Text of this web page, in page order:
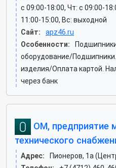
c 09:00-18:00, Чт: c 09:00-
11:00-15:00, Вс: выходной
Сайт:
apz46.ru
Особенности:
оборудование/
изделия/Оплата картой.
через банк
ОМ, предприятие
технического
Адрес:
Пионеров, 1а